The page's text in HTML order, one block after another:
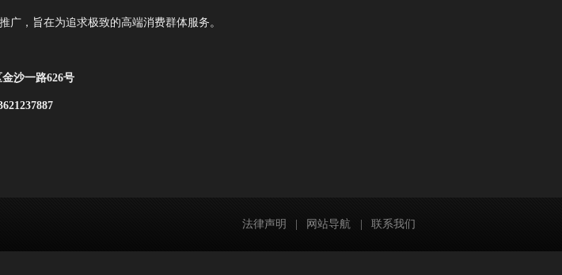
广，旨在为追求极致的高端消费群体服务。
沙一路626号
法律声明 网站导航 联系我们